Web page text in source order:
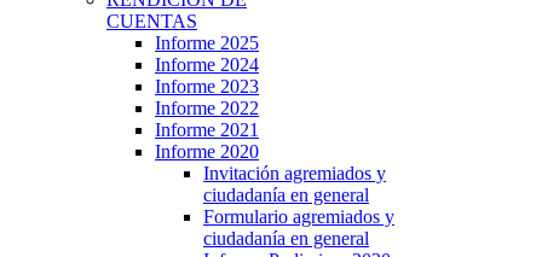
CUENTAS
Informe 2025
Informe 2024
Informe 2023
Informe 2022
Informe 2021
Informe 2020
Invitación agremiados y
ciudadanía en general
Formulario agremiados y
ciudadanía en general